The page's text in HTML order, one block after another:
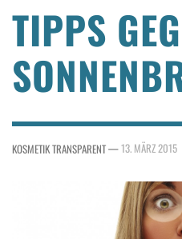
TIPPS
KOSMETIK TRANSPARENT—13. MÄRZ 2015